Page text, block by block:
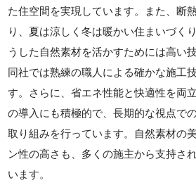
た住空間を実現しています。また、断
り、夏は涼しく冬は暖かい住まいづく
うした自然素材を活かすためには高い
同社では熟練の職人による確かな施工
す。さらに、省エネ性能と快適性を両
の導入にも積極的で、長期的な視点で
取り組みを行っています。自然素材の
ン性の高さも、多くの施主から支持さ
います。